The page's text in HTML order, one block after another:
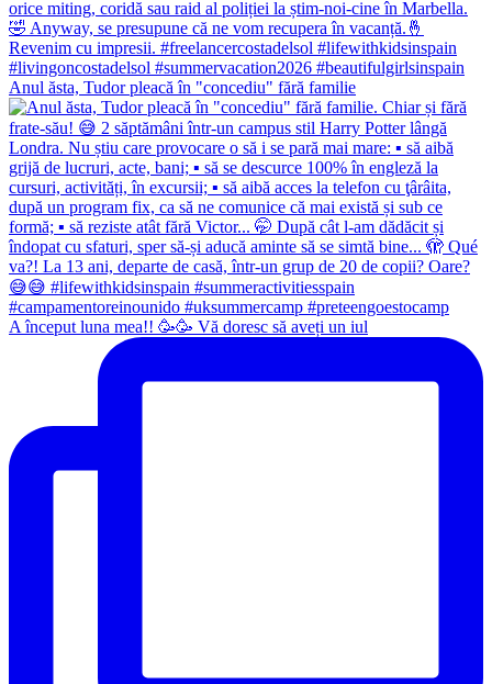
Anul ăsta, Tudor pleacă în "concediu" fără familie
A început luna mea!! 🥳🥳 Vă doresc să aveți un iul